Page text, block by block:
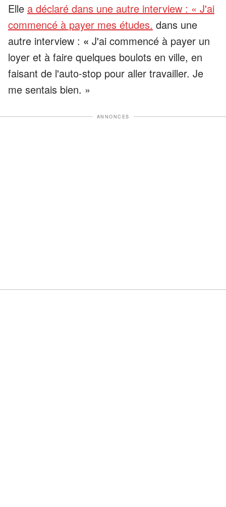
Elle a déclaré dans une autre interview : « J'ai
commencé à payer mes études. dans une
autre interview : « J'ai commencé à payer un
loyer et à faire quelques boulots en ville, en
faisant de l'auto-stop pour aller travailler. Je
me sentais bien. »
ANNONCES